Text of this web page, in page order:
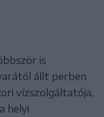
is
állt perben
vízszolgáltatója,
helyi